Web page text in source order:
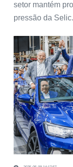
setor mantém
pressão da Selic.